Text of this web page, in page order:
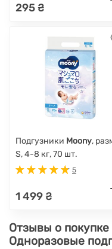
295 ₴
Подгузники Moony,
S, 4-8 кг, 70 шт.
5
1 499 ₴
Отзывы о покупке
Одноразовые